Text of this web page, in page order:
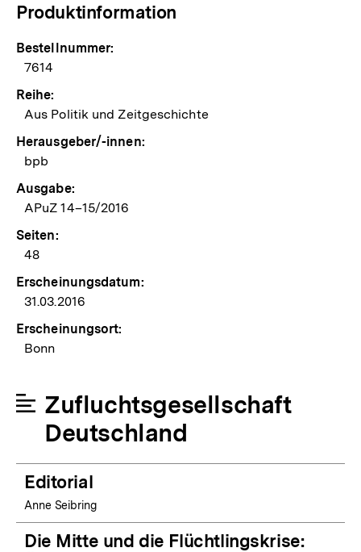
Produktinformation
Bestellnummer:
7614
Reihe:
Aus Politik und Zeitgeschichte
Herausgeber/-innen:
bpb
Ausgabe:
APuZ 14–15/2016
Seiten:
48
Erscheinungsdatum:
31.03.2016
Erscheinungsort:
Bonn
Zufluchtsgesellschaft
Deutschland
Editorial
Anne Seibring
Die Mitte und die Flüchtlingskrise: